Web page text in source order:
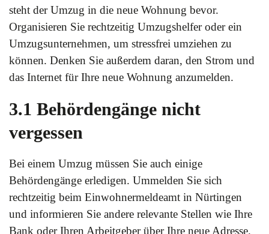
steht der Umzug in die neue Wohnung bevor.
Organisieren Sie rechtzeitig Umzugshelfer oder ein
Umzugsunternehmen, um stressfrei umziehen zu
können. Denken Sie außerdem daran, den Strom und
das Internet für Ihre neue Wohnung anzumelden.
3.1 Behördengänge nicht
vergessen
Bei einem Umzug müssen Sie auch einige
Behördengänge erledigen. Ummelden Sie sich
rechtzeitig beim Einwohnermeldeamt in Nürtingen
und informieren Sie andere relevante Stellen wie Ihre
Bank oder Ihren Arbeitgeber über Ihre neue Adresse.